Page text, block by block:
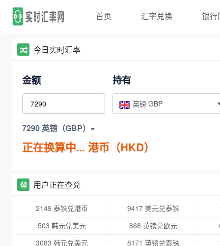
首页 汇率兑换 银行
今日实时汇率
金额 持有
英镑 GBP
7290 英镑（GBP）=
正在换算中... 港币（HKD）
用户正在查兑
2149 泰铢兑港币 9417 美元兑泰铢
503 韩元兑美元
868 英镑兑欧元
3083 韩元兑美元
8171 英镑兑泰铢